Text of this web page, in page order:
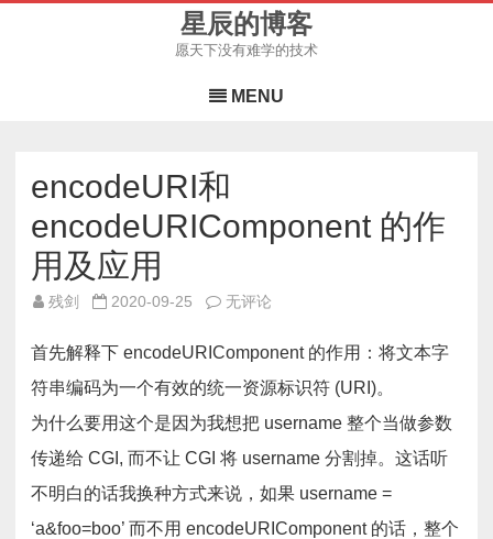
星辰的博客
愿天下没有难学的技术
to
content
MENU
encodeURI和
encodeURIComponent 的作
用及应用
残剑 2020-09-25
encodeURI
的
作
及
用
无评论
首先解释下 encodeURIComponent 的作用：将文本字
符串编码为一个有效的统一资源标识符 (URI)。
为什么要用这个是因为我想把 username 整个当做参数
传递给 CGI, 而不让 CGI 将 username 分割掉。这话听
不明白的话我换种方式来说，如果 username =
‘a&foo=boo’ 而不用 encodeURIComponent 的话，整个